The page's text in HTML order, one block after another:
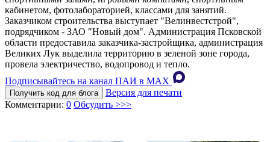
кабинетом, фотолабораторией, классами для занятий.
Заказчиком строительства выступает "Велинвестстрой",
подрядчиком - ЗАО "Новый дом". Администрация Псковской
области предоставила заказчика-застройщика, администрация
Великих Лук выделила территорию в зеленой зоне города,
провела электричество, водопровод и тепло.
Подписывайтесь на канал ПАИ в MAХ
Получить код для блога
Версия для печати
Комментарии: 0 Обсудить >>>